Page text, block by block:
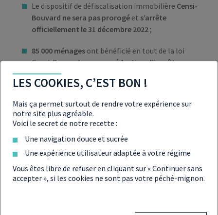
Le dispositif de défiscalisation immobilière Censi-
Bouvard ne sera pas prorogé et s’arrête
officiellement le 31 décembre 2022 ;
85 000 ménages ont bénéficié en tout de la loi
Censi-Bouvard pour uneréduction d’impôt
moyenne de 18 000 €
avant sa clôture ;
D’autres mécanismes de défiscalisation
immobilière existent pourbasculer vers une
nouvelle voie d’optimisation fiscale.
LES COOKIES, C’EST BON !
Mais ça permet surtout de rendre votre expérience sur
notre site plus agréable.
Voici le secret de notre recette :
Une navigation douce et sucrée
Une expérience utilisateur adaptée à votre régime
Vous êtes libre de refuser en cliquant sur « Continuer sans
accepter », si les cookies ne sont pas votre péché-mignon.